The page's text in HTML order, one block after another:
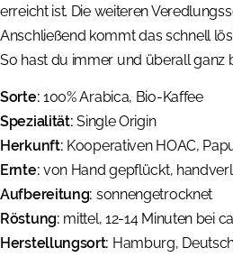
erreicht ist. Die weiteren
Anschließend kommt das schnell
So hast du immer und überall ganz
Sorte: 100% Arabica, Bio-Kaffee
Spezialität: Single Origin
Herkunft: Kooperativen HOAC,
Ernte: von Hand gepflückt,
Aufbereitung: sonnengetrocknet
Röstung: mittel, 12-14 Minuten bei
Herstellungsort: Hamburg,